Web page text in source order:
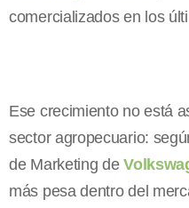
comercializados en los
Ese crecimiento no está
sector agropecuario:
de Marketing de
más pesa dentro del